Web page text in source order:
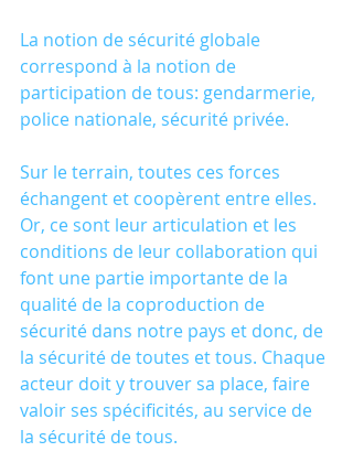
La notion de sécurité globale
correspond à la notion de
participation de tous: gendarmerie,
police nationale, sécurité privée.
Sur le terrain, toutes ces forces
échangent et coopèrent entre elles.
Or, ce sont leur articulation et les
conditions de leur collaboration qui
font une partie importante de la
qualité de la coproduction de
sécurité dans notre pays et donc, de
la sécurité de toutes et tous. Chaque
acteur doit y trouver sa place, faire
valoir ses spécificités, au service de
la sécurité de tous.